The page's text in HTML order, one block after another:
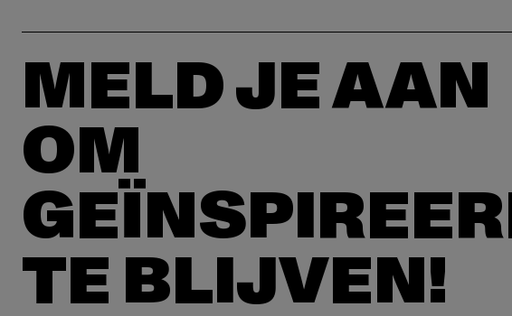
MELD JE AAN
OM
TE BLIJVEN!